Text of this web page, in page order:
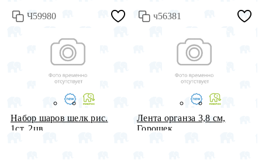
Ч59980
Набор шаров шелк рис.
1ст. 2цв...
ч56381
Лента органза 3,8 см,
Горошек...